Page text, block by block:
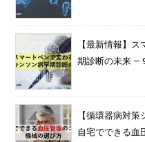
【最新情報】
期診断の未来 —
【循環器病対
自宅でできる血